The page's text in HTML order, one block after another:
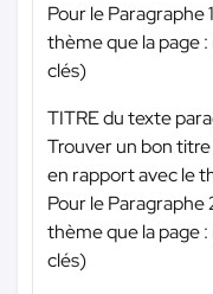
Pour le Paragraphe
thème que la page
clés)
TITRE du texte
Trouver un bon
en rapport avec le
Pour le
thème que la page
clés)